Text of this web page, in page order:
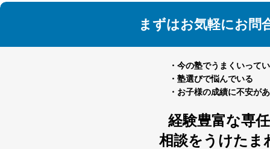
まずはお気軽にお問
・今の塾でうまくいって
・塾選びで悩んでいる
・お子様の成績に不安が
経験豊富な専
相談をうけたま